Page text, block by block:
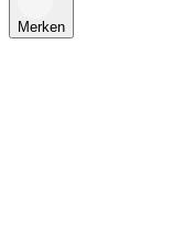
Merken